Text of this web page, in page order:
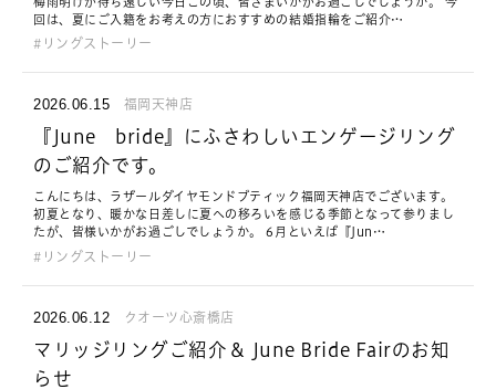
回は、夏にご入籍をお考えの方におすすめの結婚指輪をご紹介…
リングストーリー
2026.06.15 福岡天神店
『June bride』にふさわしいエンゲージリング
のご紹介です。
こんにちは、ラザールダイヤモンドブティック福岡天神店でございます。
初夏となり、暖かな日差しに夏への移ろいを感じる季節となって参りまし
たが、皆様いかがお過ごしでしょうか。 6月といえば『Jun…
リングストーリー
2026.06.12 クオーツ心斎橋店
マリッジリングご紹介＆ June Bride Fairのお知
らせ